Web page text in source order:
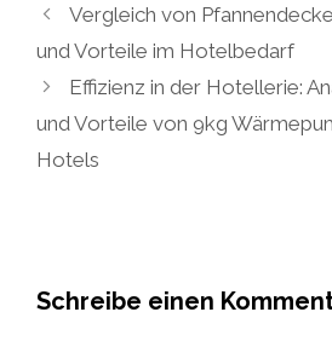
Vergleich von
und Vorteile im Hotelbedarf
Effizienz in der Hotellerie:
und Vorteile von 9kg
Hotels
Schreibe einen